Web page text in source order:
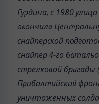
Гурдина, с 1980
окончила
снайперской
снайпер 4-го
стрелковой бригады
Прибалтийский
уничтоженных